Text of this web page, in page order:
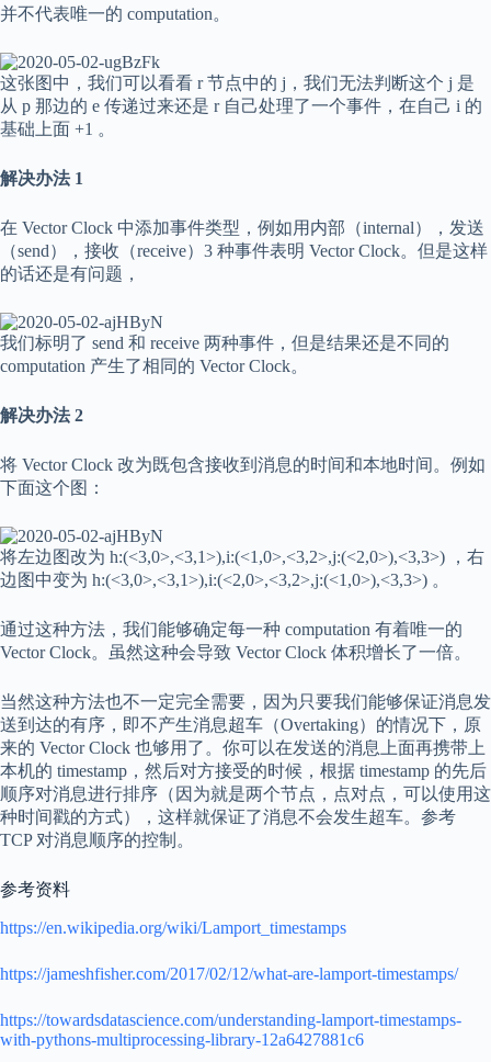
并不代表唯一的 computation。
这张图中，我们可以看看 r节点中的 j ，我们无法判断这个 j 是
从 p 那边的 e 传递过来还是 r自己处理了一个事件，在自己 i 的
基础上面 +1 。
解决办法 1
在 Vector Clock 中添加事件类型，例如用内部（internal），发送
（send），接收（receive）3 种事件表明 Vector Clock。但是这样
的话还是有问题，
我们标明了 send 和 receive 两种事件，但是结果还是不同的
computation 产生了相同的 Vector Clock。
解决办法 2
将 Vector Clock 改为既包含接收到消息的时间和本地时间。例如
下面这个图：
将左边图改为 h:(<3,0>,<3,1>),i:(<1,0>,<3,2>,j:(<2,0>),<3,3>) ，右
边图中变为 h:(<3,0>,<3,1>),i:(<2,0>,<3,2>,j:(<1,0>),<3,3>) 。
通过这种方法，我们能够确定每一种 computation 有着唯一的
Vector Clock。虽然这种会导致 Vector Clock 体积增长了一倍。
当然这种方法也不一定完全需要，因为只要我们能够保证消息发
送到达的有序，即不产生消息超车（Overtaking）的情况下，原
来的 Vector Clock 也够用了。你可以在发送的消息上面再携带上
本机的 timestamp，然后对方接受的时候，根据 timestamp 的先后
顺序对消息进行排序（因为就是两个节点，点对点，可以使用这
种时间戳的方式），这样就保证了消息不会发生超车。参考
TCP 对消息顺序的控制。
参考资料
https://en.wikipedia.org/wiki/Lamport_timestamps
https://jameshfisher.com/2017/02/12/what-are-lamport-timestamps/
https://towardsdatascience.com/understanding-lamport-timestamps-
with-pythons-multiprocessing-library-12a6427881c6